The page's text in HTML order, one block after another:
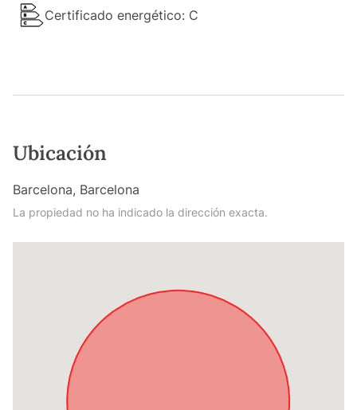
Certificado energético: C
Ubicación
Barcelona, Barcelona
La propiedad no ha indicado la dirección exacta.